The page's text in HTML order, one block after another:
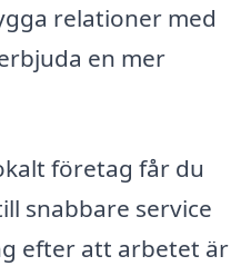
relationer med
en mer
företag får du
snabbare service
efter att arbetet är